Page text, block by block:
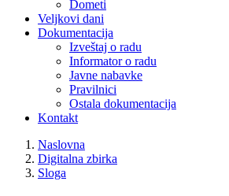
Dometi
Veljkovi dani
Dokumentacija
Izveštaj o radu
Informator o radu
Javne nabavke
Pravilnici
Ostala dokumentacija
Kontakt
Naslovna
Digitalna zbirka
Sloga